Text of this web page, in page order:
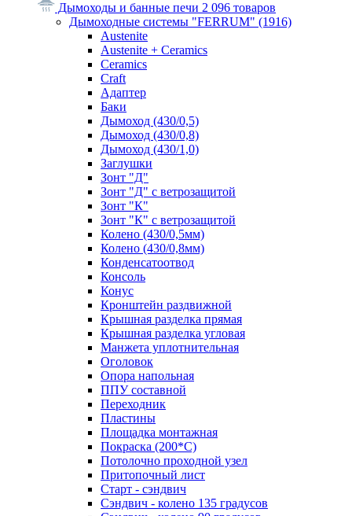
Дымоходы и банные печи 2 096 товаров
Дымоходные системы "FERRUM" (1916)
Austenite
Austenite + Ceramics
Ceramics
Craft
Адаптер
Баки
Дымоход (430/0,5)
Дымоход (430/0,8)
Дымоход (430/1,0)
Заглушки
Зонт "Д"
Зонт "Д" с ветрозащитой
Зонт "К"
Зонт "К" с ветрозащитой
Колено (430/0,5мм)
Колено (430/0,8мм)
Конденсатоотвод
Консоль
Конус
Кронштейн раздвижной
Крышная разделка прямая
Крышная разделка угловая
Манжета уплотнительная
Оголовок
Опора напольная
ППУ составной
Переходник
Пластины
Площадка монтажная
Покраска (200*С)
Потолочно проходной узел
Притопочный лист
Старт - сэндвич
Сэндвич - колено 135 градусов